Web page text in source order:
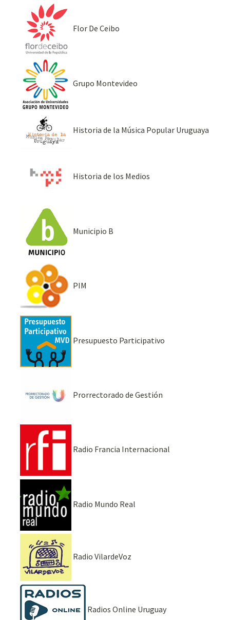
Flor De Ceibo
Grupo Montevideo
Historia de la Música Popular Uruguaya
Historia de los Medios
Municipio B
PIM
Presupuesto Participativo
Prorrectorado de Gestión
Radio Francia Internacional
Radio Mundo Real
Radio VilardeVoz
Radios Online Uruguay